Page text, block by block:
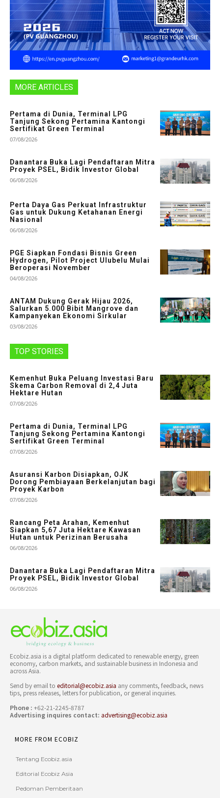
MORE ARTICLES
Pertama di Dunia, Terminal LPG
Tanjung Sekong Pertamina Kantongi
Sertifikat Green Terminal
07/08/2026
Danantara Buka Lagi Pendaftaran Mitra
Proyek PSEL, Bidik Investor Global
06/08/2026
Perta Daya Gas Perkuat Infrastruktur
Gas untuk Dukung Ketahanan Energi
Nasional
06/08/2026
PGE Siapkan Fondasi Bisnis Green
Hydrogen, Pilot Project Ulubelu Mulai
Beroperasi November
04/08/2026
ANTAM Dukung Gerak Hijau 2026,
Salurkan 5.000 Bibit Mangrove dan
Kampanyekan Ekonomi Sirkular
03/08/2026
TOP STORIES
Kemenhut Buka Peluang Investasi Baru
Skema Carbon Removal di 2,4 Juta
Hektare Hutan
07/08/2026
Pertama di Dunia, Terminal LPG
Tanjung Sekong Pertamina Kantongi
Sertifikat Green Terminal
07/08/2026
Asuransi Karbon Disiapkan, OJK
Dorong Pembiayaan Berkelanjutan bagi
Proyek Karbon
07/08/2026
Rancang Peta Arahan, Kemenhut
Siapkan 5,67 Juta Hektare Kawasan
Hutan untuk Perizinan Berusaha
06/08/2026
Danantara Buka Lagi Pendaftaran Mitra
Proyek PSEL, Bidik Investor Global
06/08/2026
Ecobiz.asia is a digital platform dedicated to renewable energy, green
economy, carbon markets, and sustainable business in Indonesia and
across Asia.
Send by email to editorial@ecobiz.asia any comments, feedback, news
tips, press releases, letters for publication, or general inquiries.
Phone : +62-21-2245-8787
Advertising inquires contact: advertising@ecobiz.asia
MORE FROM ECOBIZ
Tentang Ecobiz.asia
Editorial Ecobiz Asia
Pedoman Pemberitaan